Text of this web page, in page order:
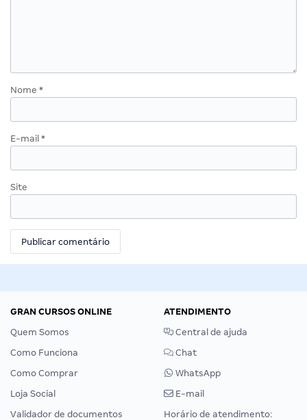
Nome *
E-mail *
Site
GRAN CURSOS ONLINE
Quem Somos
Como Funciona
Como Comprar
Loja Social
Validador de documentos
ATENDIMENTO
Central de ajuda
Chat
WhatsApp
E-mail
Horário de atendimento: